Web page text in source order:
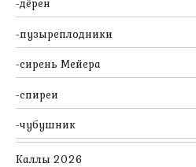
дёрен
пузыреплодники
сирень Мейера
спиреи
чубушник
Каллы 2026